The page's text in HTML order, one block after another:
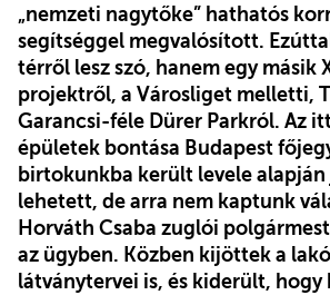
„nemzeti nagytőke” hathatós
segítséggel megvalósított.
térről lesz szó, hanem egy másik
projektről, a Városliget melletti,
Garancsi-féle Dürer Parkról. Az
épületek bontása Budapest
birtokunkba került levele
lehetett, de arra nem kaptunk
Horváth Csaba zuglói
az ügyben. Közben kijöttek a
látványtervei is, és kiderült, hogy